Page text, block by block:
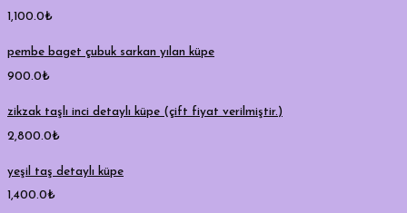
1,100.0₺
pembe baget çubuk sarkan yılan küpe
900.0₺
zikzak taşlı inci detaylı küpe (çift fiyat verilmiştir.)
2,800.0₺
yeşil taş detaylı küpe
1,400.0₺